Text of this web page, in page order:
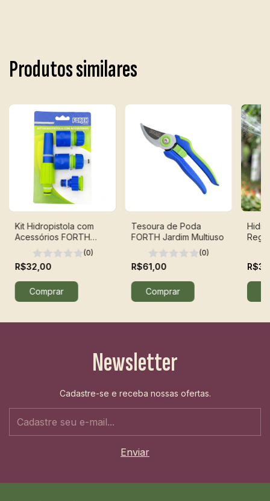
Produtos similares
Kit Hidropistola com
Acessórios FORTH
Jardim – 4 Peças (0)
R$32,00
Tesoura de Poda
FORTH Jardim Multiuso
(0)
R$61,00
Newsletter
Cadastre-se e receba nossas ofertas.